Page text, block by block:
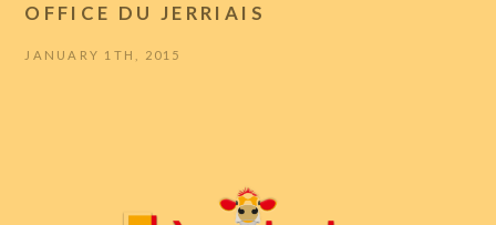
OFFICE DU JERRIAIS
JANUARY 1TH, 2015